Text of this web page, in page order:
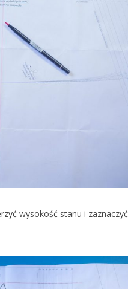
wysokość stanu i zaznaczyć